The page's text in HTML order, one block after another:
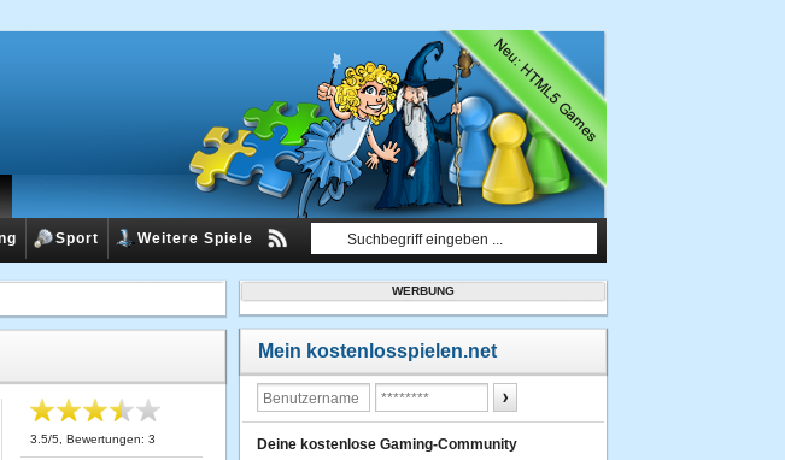
Sport Weitere Spiele
3.5/5 , Bewertungen: 3
WERBUNG
Mein kostenlosspielen.net
Deine kostenlose Gaming-Community